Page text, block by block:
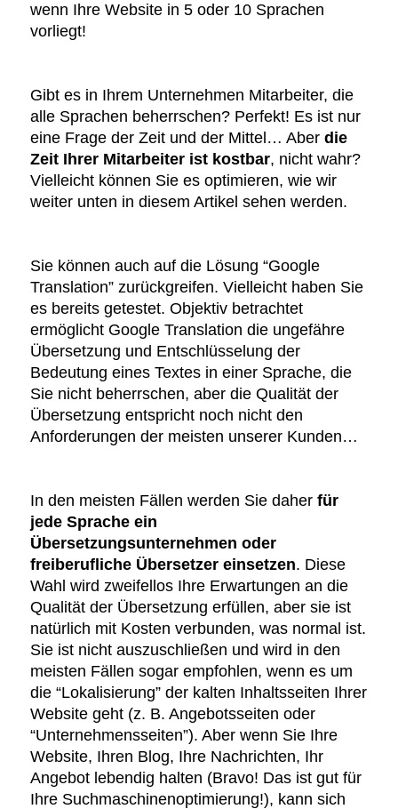
wenn Ihre Website in 5 oder 10 Sprachen
vorliegt!
Gibt es in Ihrem Unternehmen Mitarbeiter, die
alle Sprachen beherrschen? Perfekt! Es ist nur
eine Frage der Zeit und der Mittel… Aber die
Zeit Ihrer Mitarbeiter ist kostbar, nicht wahr?
Vielleicht können Sie es optimieren, wie wir
weiter unten in diesem Artikel sehen werden.
Sie können auch auf die Lösung “Google
Translation” zurückgreifen. Vielleicht haben Sie
es bereits getestet. Objektiv betrachtet
ermöglicht Google Translation die ungefähre
Übersetzung und Entschlüsselung der
Bedeutung eines Textes in einer Sprache, die
Sie nicht beherrschen, aber die Qualität der
Übersetzung entspricht noch nicht den
Anforderungen der meisten unserer Kunden…
In den meisten Fällen werden Sie daher für
jede Sprache ein
Übersetzungsunternehmen oder
freiberufliche Übersetzer einsetzen. Diese
Wahl wird zweifellos Ihre Erwartungen an die
Qualität der Übersetzung erfüllen, aber sie ist
natürlich mit Kosten verbunden, was normal ist.
Sie ist nicht auszuschließen und wird in den
meisten Fällen sogar empfohlen, wenn es um
die “Lokalisierung” der kalten Inhaltsseiten Ihrer
Website geht (z. B. Angebotsseiten oder
“Unternehmensseiten”). Aber wenn Sie Ihre
Website, Ihren Blog, Ihre Nachrichten, Ihr
Angebot lebendig halten (Bravo! Das ist gut für
Ihre Suchmaschinenoptimierung!), kann sich